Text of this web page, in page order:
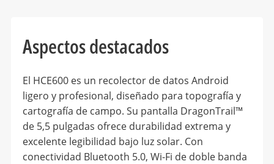
Aspectos destacados
El HCE600 es un recolector de datos Android
ligero y profesional, diseñado para topografía y
cartografía de campo. Su pantalla DragonTrail™
de 5,5 pulgadas ofrece durabilidad extrema y
excelente legibilidad bajo luz solar. Con
conectividad Bluetooth 5.0, Wi-Fi de doble banda